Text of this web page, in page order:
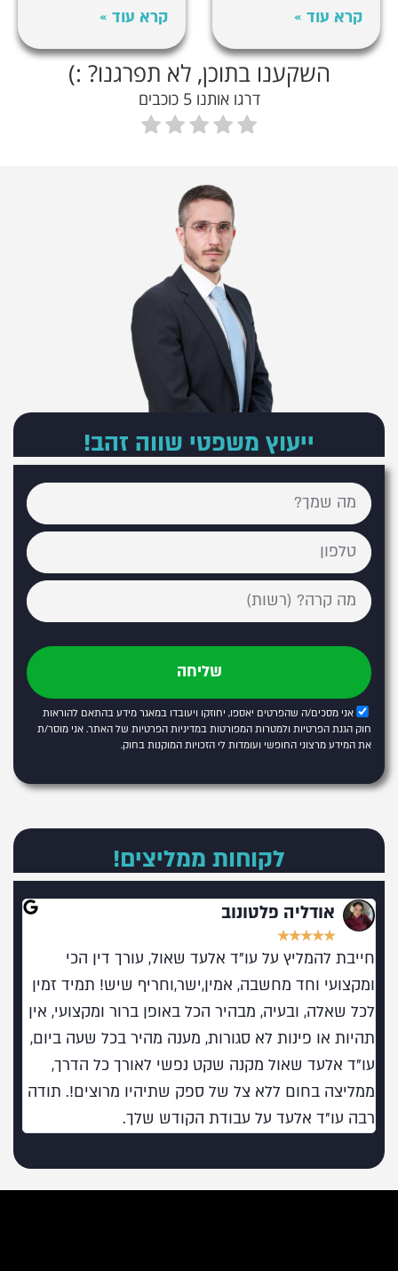
קרא עוד » קרא עוד »
השקענו בתוכן, לא תפרגנו? :)
דרגו אותנו 5 כוכבים
ייעוץ משפטי שווה זהב!
אני מסכים/ה שהפרטים יאספו, יחוזקו ויעובדו במאגר מידע בהתאם להוראות
חוק הגנת הפרטיות ולמטרות המפורטות במדיניות הפרטיות של האתר. אני מוסר/ת
את המידע מרצוני החופשי ועומדות לי הזכויות המוקנות בחוק.
שליחה
לקוחות ממליצים!
אודליה פלטונוב
★
★
★
★
★
חייבת להמליץ על עו"ד אלעד שאול, עורך דין הכי
ומקצועי וחד מחשבה, אמין,ישר,וחריף שיש! תמיד זמין
לכל שאלה, ובעיה, מבהיר הכל באופן ברור ומקצועי, אין
תהיות או פינות לא סגורות, מענה מהיר בכל שעה ביום,
עו"ד אלעד שאול מקנה שקט נפשי לאורך כל הדרך,
ממליצה בחום ללא צל של ספק שתיהיו מרוצים!. תודה
רבה עו"ד אלעד על עבודת הקודש שלך.